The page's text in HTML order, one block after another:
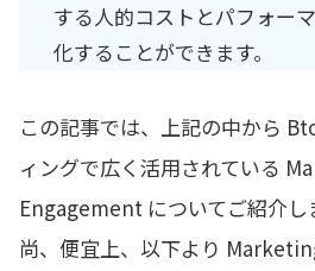
する人的コストとパフォー
化することができます。
この記事では、上記の中から
ィングで広く活用されている
Engagement についてご紹介し
尚、便宜上、以下より